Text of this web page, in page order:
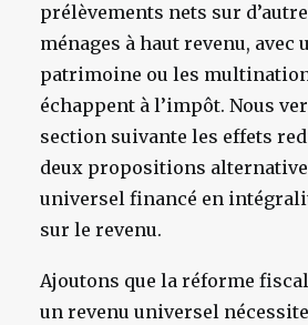
prélèvements nets sur
ménages à haut revenu, avec
patrimoine ou les
échappent à l’impôt. Nous
section suivante les effets
deux propositions
universel financé en
sur le revenu.
Ajoutons que la réforme
un revenu universel